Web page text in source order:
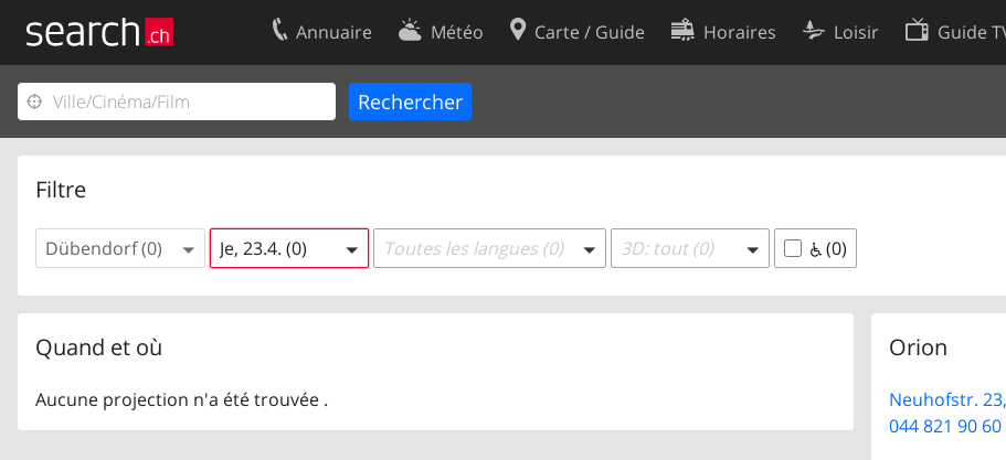
Annuaire Météo Carte / Guide Horaires Loisir Guide
Filtre
Dübendorf (0) Je, 23.4. (0) Toutes les langues (0) 3D: tout (0) (0)
Quand et où
Aucune projection n'a été trouvée .
Orion
Neuhofstr.
044 821 90 60
Votre inscription
Centre clients
Contact
Conditions d’utilisation
Préférences de cookies